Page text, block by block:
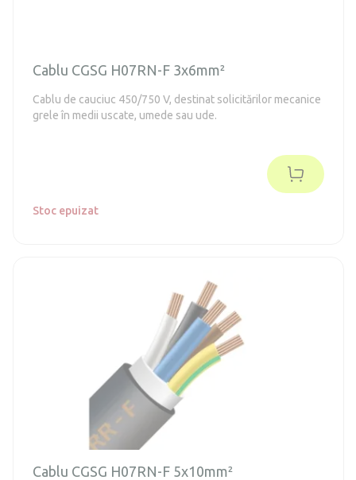
Cablu CGSG H07RN-F 3x6mm²
Cablu de cauciuc 450/750 V, destinat solicitărilor mecanice
grele în medii uscate, umede sau ude.
Stoc epuizat
Cablu CGSG H07RN-F 5x10mm²